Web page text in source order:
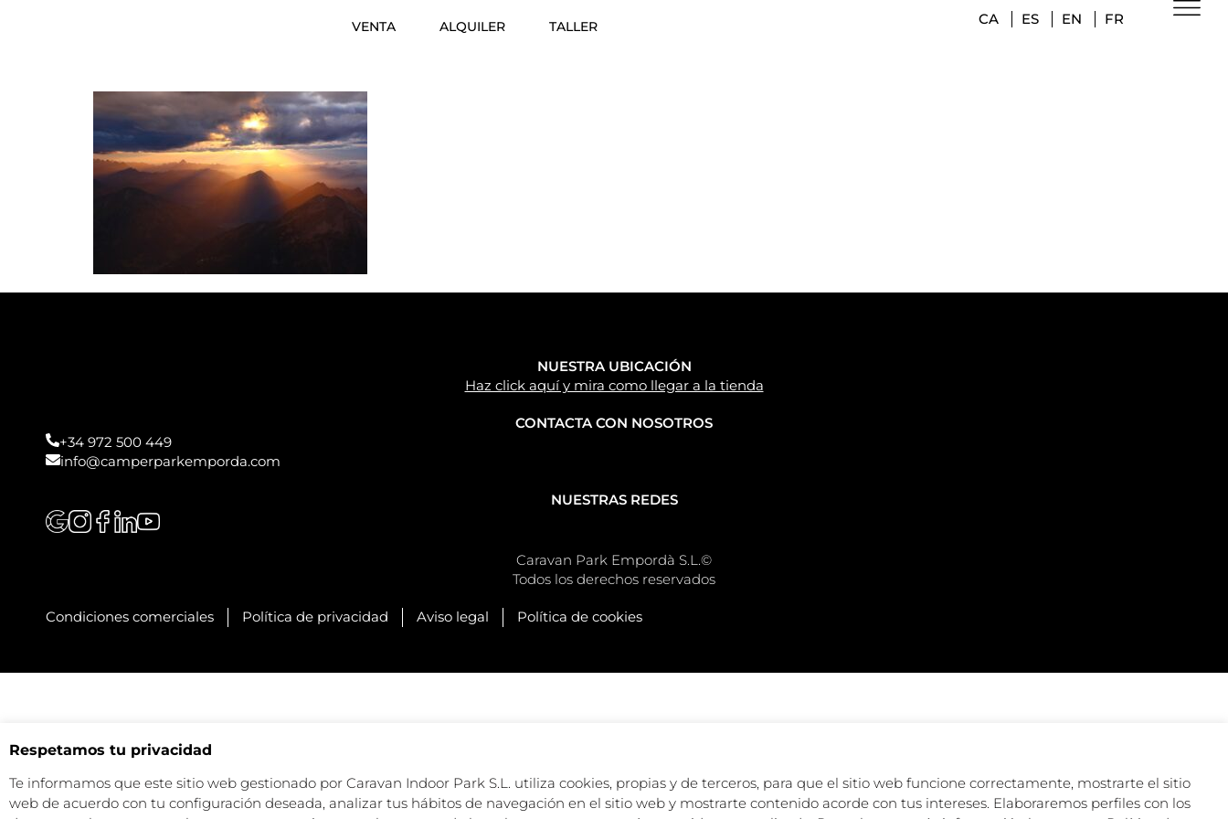
VENTA ALQUILER TALLER CA ES EN FR
NUESTRA UBICACIÓN
Haz click aquí y mira como llegar a la tienda
CONTACTA CON NOSOTROS
+34 972 500 449
info@camperparkemporda.com
NUESTRAS REDES
Caravan Park Empordà S.L.©
Todos los derechos reservados
Condiciones comerciales Política de privacidad Aviso legal Política de cookies
Respetamos tu privacidad
Te informamos que este sitio web gestionado por Caravan Indoor Park S.L. utiliza cookies, propias y de terceros, para que el sitio web funcione correctamente, mostrarte el sitio
web de acuerdo con tu configuración deseada, analizar tus hábitos de navegación en el sitio web y mostrarte contenido acorde con tus intereses. Elaboraremos perfiles con los